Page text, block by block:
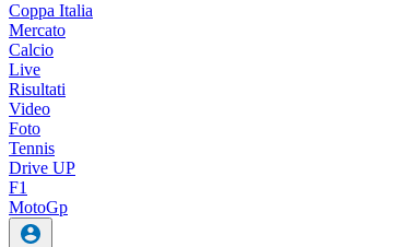
Coppa Italia
Mercato
Calcio
Live
Risultati
Video
Foto
Tennis
Drive UP
F1
MotoGp